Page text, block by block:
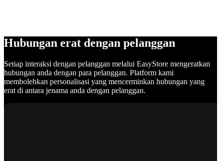
Hubungan erat dengan pelanggan
Setiap interaksi dengan pelanggan melalui EasyStore mengeratkan
hubungan anda dengan para pelanggan. Platform kami
membolehkan personalisasi yang mencerminkan hubungan yang
erat di antara jenama anda dengan pelanggan.